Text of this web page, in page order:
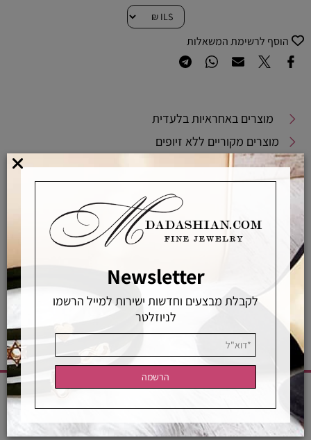
הוסף לרשימת המשאלות
מוצרים באחראיות בלעדית
מוצרים מקוריים ללא זיופים
משלוחים מהירים
אפשרויות החלפה / החזרה
משלוחים מהירים
CATEGORIES
Newsletter
לקבלת מבצעים וחדשות ישירות למייל הרשמו
לניוזלטר